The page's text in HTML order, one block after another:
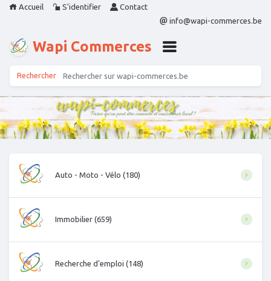
Accueil S'identifier
Contact
info@wapi-commerces.be
Wapi Commerces
Auto - Moto - Vélo (180)
Immobilier (659)
Recherche d'emploi (148)